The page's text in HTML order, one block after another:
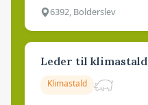
6392, Bolderslev
Leder til klimastald
Klimastald